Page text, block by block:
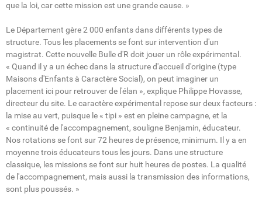
que la loi, car cette mission est une grande cause. »
Le Département gère 2 000 enfants dans différents types de
structure. Tous les placements se font sur intervention d'un
magistrat. Cette nouvelle Bulle d'R doit jouer un rôle expérimental.
« Quand il y a un échec dans la structure d'accueil d'origine (type
Maisons d'Enfants à Caractère Social), on peut imaginer un
placement ici pour retrouver de l'élan », explique Philippe Hovasse,
directeur du site. Le caractère expérimental repose sur deux facteurs :
la mise au vert, puisque le « tipi » est en pleine campagne, et la
« continuité de l'accompagnement, souligne Benjamin, éducateur.
Nos rotations se font sur 72 heures de présence, minimum. Il y a en
moyenne trois éducateurs tous les jours. Dans une structure
classique, les missions se font sur huit heures de postes. La qualité
de l'accompagnement, mais aussi la transmission des informations,
sont plus poussés. »